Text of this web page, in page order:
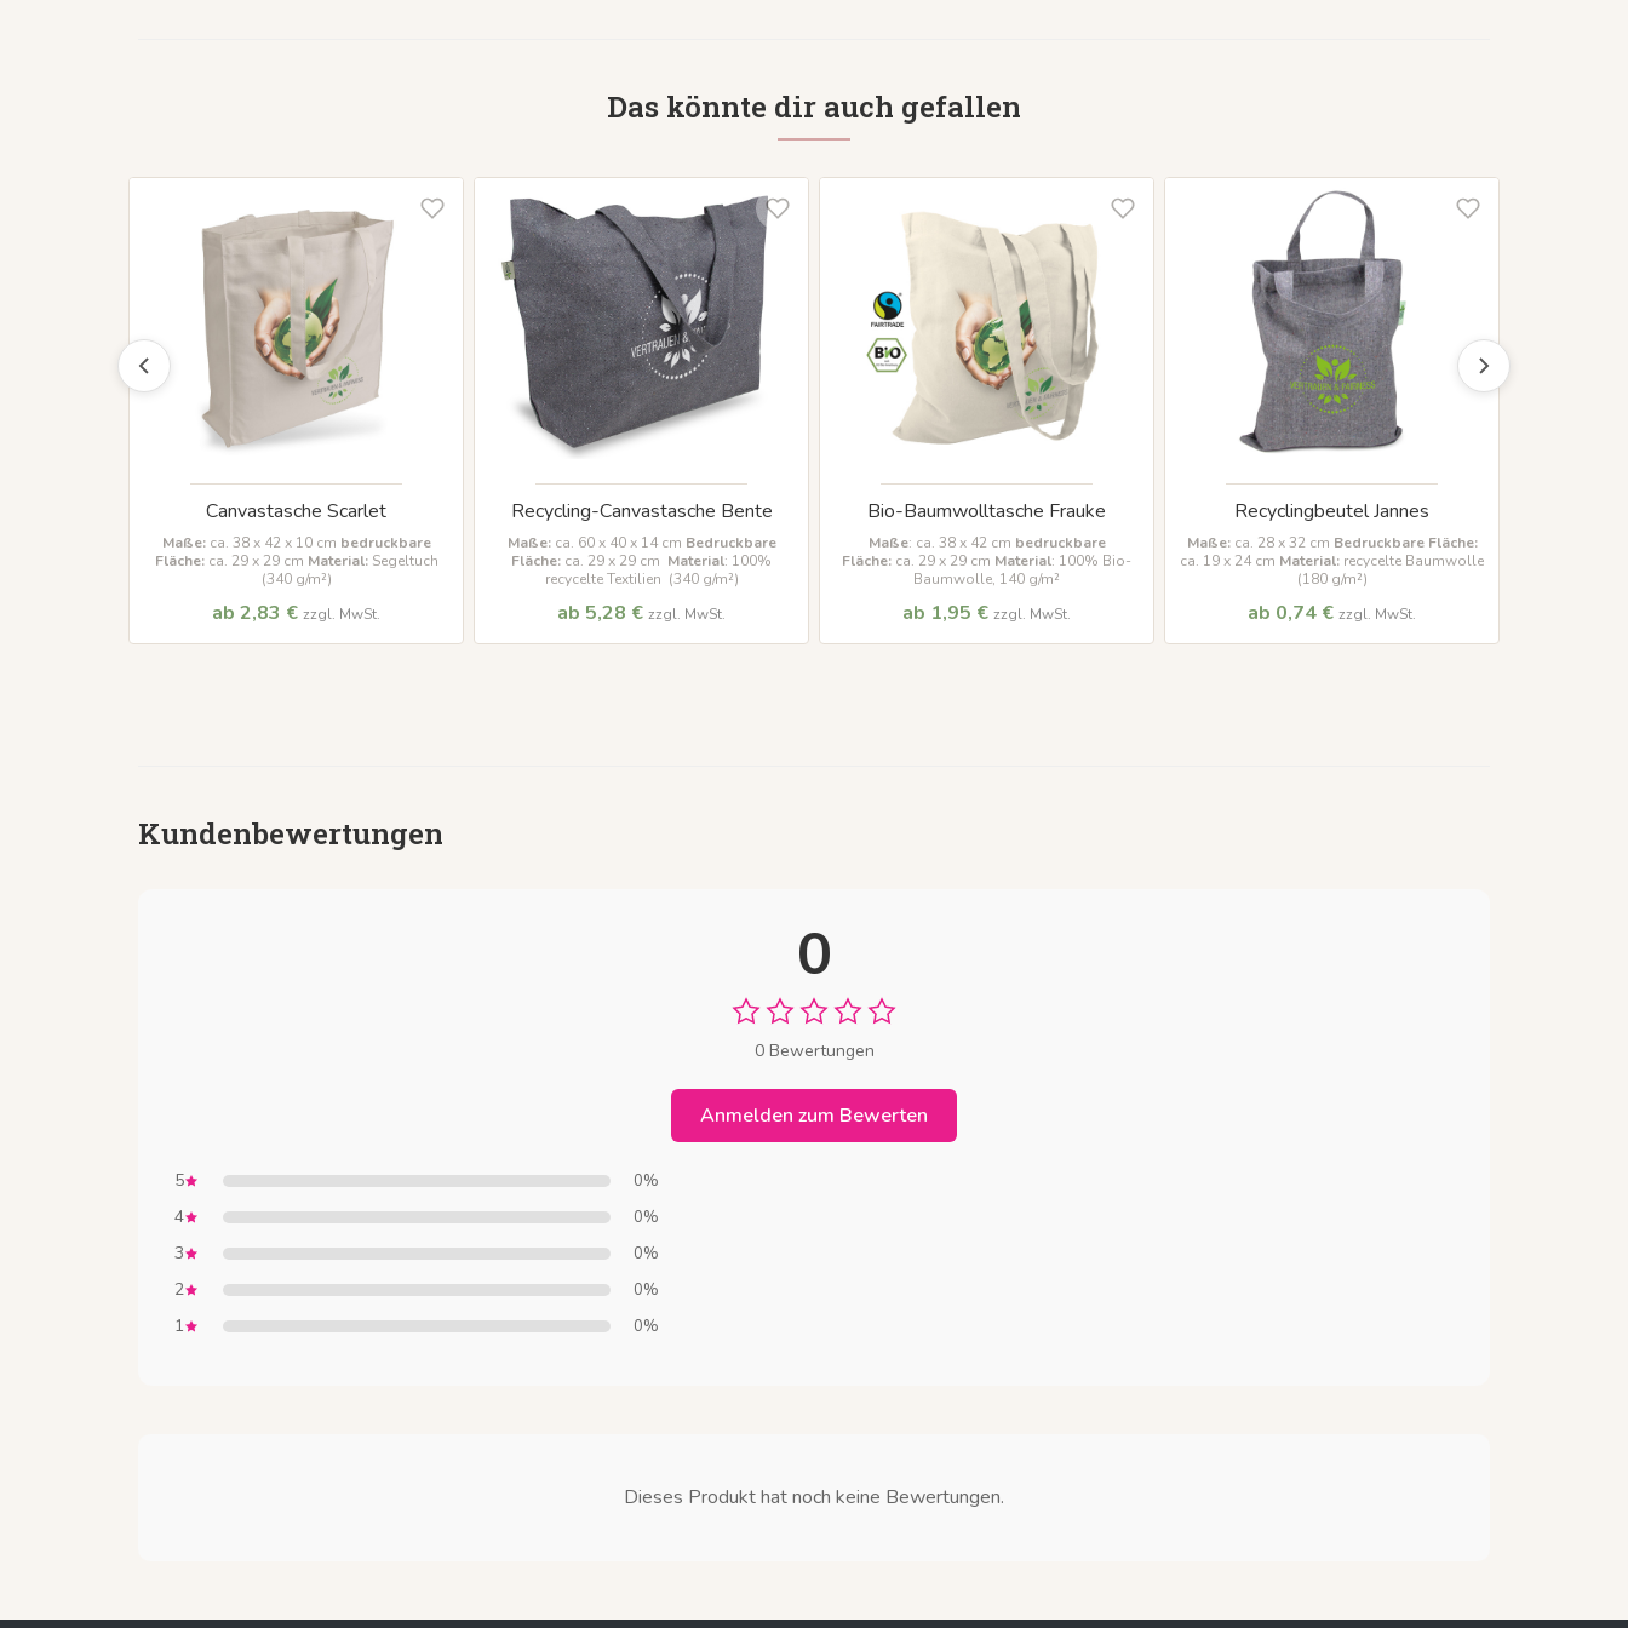
Das könnte dir auch gefallen
Canvastasche Scarlet
Maße:ca. 38 x 42 x 10 cm bedruckbare
Fläche:ca. 29 x 29 cm Material:Segeltuch
(340 g/m²)
ab 2,83 € zzgl. MwSt.
Recycling-Canvastasche Bente
Maße:ca. 60 x 40 x 14 cm Bedruckbare
Fläche: ca. 29 x 29 cm Material: 100%
recycelte Textilien (340 g/m²)
ab 5,28 € zzgl. MwSt.
Bio-Baumwolltasche Frauke
Maße: ca. 38 x 42 cm bedruckbare
Fläche: ca. 29 x 29 cm Material: 100% Bio-
Baumwolle, 140 g/m²
ab 1,95 € zzgl. MwSt.
Recyclingbeutel Jannes
Maße:ca. 28 x 32 cm Bedruckbare Fläche:
ca. 19 x 24 cm Material: recycelte Baumwolle
(180 g/m²)
ab 0,74 € zzgl. MwSt.
Kundenbewertungen
0
0 Bewertungen
Anmelden zum Bewerten
5 0%
4 0%
3 0%
2 0%
1 0%
Dieses Produkt hat noch keine Bewertungen.